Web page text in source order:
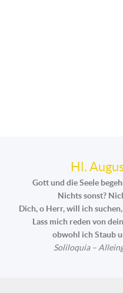
Hl.
Gott und die Seele
Nichts sonst?
Dich, o Herr, will ich
Lass mich reden von
obwohl ich Staub
Soliloquia –